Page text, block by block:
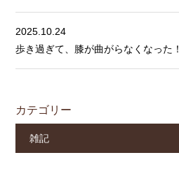
2025.10.24
歩き過ぎて、膝が曲がらなくなった！
カテゴリー
雑記